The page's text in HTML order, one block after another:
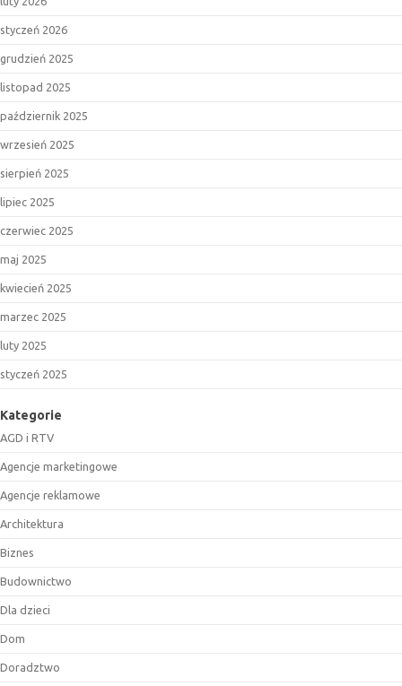
styczeń 2026
grudzień 2025
listopad 2025
październik 2025
wrzesień 2025
sierpień 2025
lipiec 2025
czerwiec 2025
maj 2025
kwiecień 2025
marzec 2025
luty 2025
styczeń 2025
Kategorie
AGD i RTV
Agencje marketingowe
Agencje reklamowe
Architektura
Biznes
Budownictwo
Dla dzieci
Dom
Doradztwo